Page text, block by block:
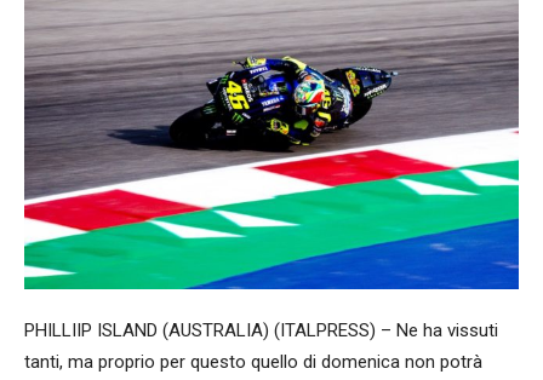
PHILLIIP ISLAND (AUSTRALIA) (ITALPRESS) – Ne ha vissuti
tanti, ma proprio per questo quello di domenica non potrà